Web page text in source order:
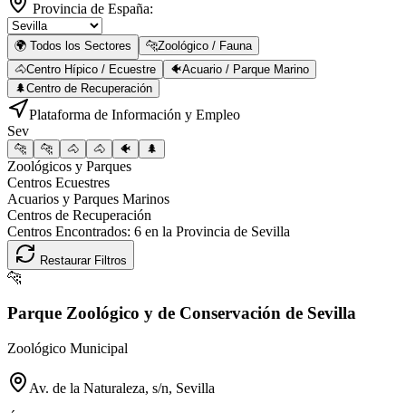
Provincia de España:
🌍 Todos los Sectores 🐆Zoológico / Fauna
🐴Centro Hípico / Ecuestre 🐠Acuario / Parque Marino
🌲Centro de Recuperación
Plataforma de Información y Empleo
Sev
🐆 🐆 🐴 🐴 🐠 🌲
Zoológicos y Parques
Centros Ecuestres
Acuarios y Parques Marinos
Centros de Recuperación
Centros Encontrados: 6 en la Provincia de Sevilla
Restaurar Filtros
🐆
Parque Zoológico y de Conservación de Sevilla
Zoológico Municipal
Av. de la Naturaleza, s/n, Sevilla